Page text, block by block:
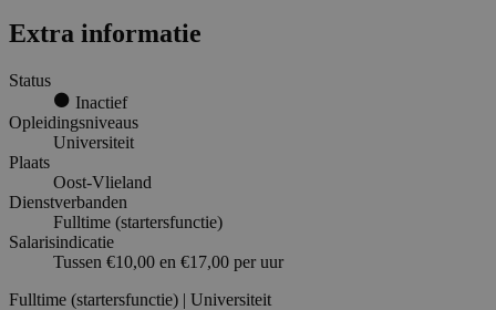
Extra informatie
Status
Inactief
Opleidingsniveaus
Universiteit
Plaats
Oost-Vlieland
Dienstverbanden
Fulltime (startersfunctie)
Salarisindicatie
Tussen €10,00 en €17,00 per uur
Fulltime (startersfunctie) | Universiteit